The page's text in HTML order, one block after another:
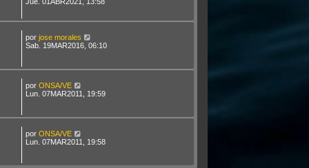
por jose morales
Sab. 19MAR2016, 06:10
por ONSA/VE
Lun. 07MAR2011, 19:59
por ONSA/VE
Lun. 07MAR2011, 19:58